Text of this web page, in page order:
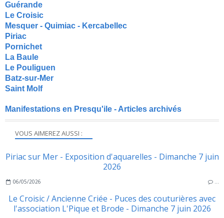
VOUS AIMEREZ AUSSI :
Piriac sur Mer - Exposition d'aquarelles - Dimanche 7 juin
2026
06/05/2026 …
Le Croisic / Ancienne Criée - Puces des couturières avec
l'association L'Pique et Brode - Dimanche 7 juin 2026
Guérande
Le Croisic
Mesquer - Quimiac - Kercabellec
Piriac
Pornichet
La Baule
Le Pouliguen
Batz-sur-Mer
Saint Molf
Manifestations en Presqu'ile - Articles archivés